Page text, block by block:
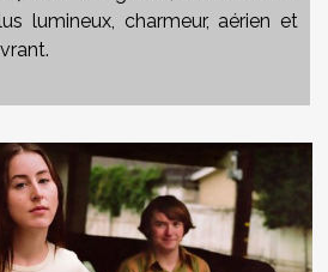
lumineux, charmeur, aérien et